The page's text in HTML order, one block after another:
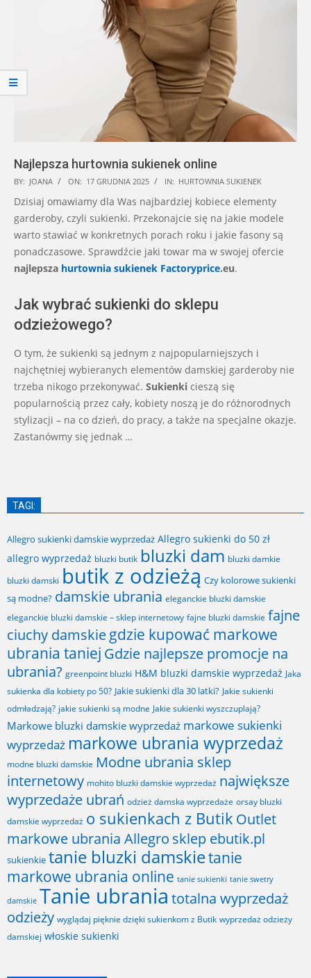
Najlepsza hurtownia sukienek online
2025-
12-
BY: JOANA ON: 17 GRUDNIA 2025 IN: HURTOWNIA SUKIENEK
Dzisiaj omawiamy dla Was najbardziej kobiece elementy
garderoby, czyli sukienki. Przekonajcie się na jakie modele
warto stawiać w konkretnych porach roku i jakie fasony są
ponadczasowe. Sprawdźcie jaki towar ma w swojej ofercie
najlepsza hurtownia sukienek Factoryprice.eu.
Jak wybrać sukienki do sklepu
odzieżowego?
O tym, że sukienki są jednym z najpopularniejszych i
najchętniej wybieranych elementów damskiej garderoby nie
trzeba nikogo przekonywać. Sukienki cieszą się
popularnością przez cały, kobiety noszą je do różnorodnych
stylizacji – na co dzień, do pracy, a także na specjalne okazje.
Zastanówmy się jednak …
TAGI:
Allegro sukienki damskie wyprzedaż Allegro sukienki do 50 zł
allegro wyprzedaż bluzki butik bluzki dam bluzki damkie
bluzki damski butik z odzieżą Czy kolorowe sukienki
są modne? damskie ubrania eleganckie bluzki damskie
eleganckie bluzki damskie – sklep internetowy fajne bluzki damskie fajne
ciuchy damskiegdzie kupować markowe
ubrania taniej Gdzie najlepsze promocje na
ubrania? greenpoint bluzki H&M bluzki damskie wyprzedaż Jaka
sukienka dla kobiety po 50? Jakie sukienki dla 30 latki? Jakie sukienki
odmładzają? jakie sukienki są modne Jakie sukienki wyszczuplają?
Markowe bluzki damskie wyprzedaż markowe sukienki
wyprzedaż markowe ubrania wyprzedaż
modne bluzki damskie Modne ubrania sklep
internetowy mohito bluzki damskie wyprzedaż największe
wyprzedaże ubrań odzież damska wyprzedaże orsay bluzki
damskie wyprzedaż o sukienkach z Butik Outlet
markowe ubrania Allegro sklep ebutik.pl
sukienkie tanie bluzki damskietanie
markowe ubrania online tanie sukienki tanie swetry
damskie Tanie ubrania totalna wyprzedaż
odzieży wyglądaj pięknie dzięki sukienkom z Butik wyprzedaż odzieży
damskiej włoskie sukienki